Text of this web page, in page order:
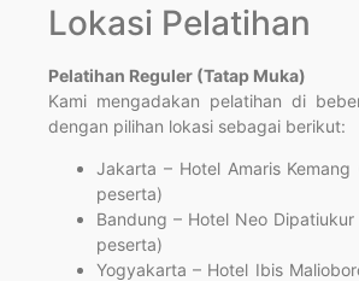
Lokasi Pelatihan
Pelatihan Reguler (Tatap Muka)
Kami mengadakan pelatihan di
dengan pilihan lokasi sebagai berikut:
Jakarta – Hotel Amaris
peserta)
Bandung – Hotel Neo
peserta)
Yogyakarta – Hotel Ibis